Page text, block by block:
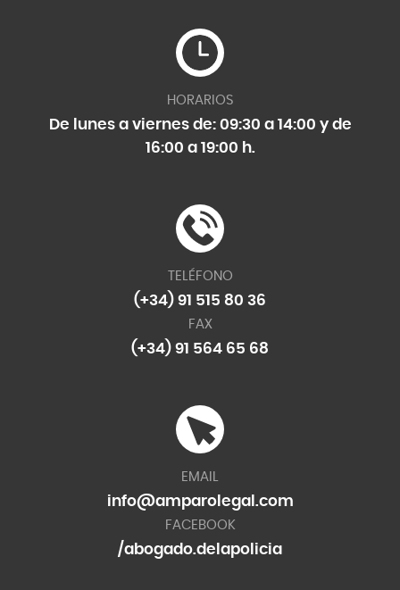
HORARIOS
De lunes a viernes de: 09:30 a 14:00 y de
16:00 a 19:00 h.
TELÉFONO
(+34) 91 515 80 36
FAX
(+34) 91 564 65 68
EMAIL
info@amparolegal.com
FACEBOOK
/abogado.delapolicia